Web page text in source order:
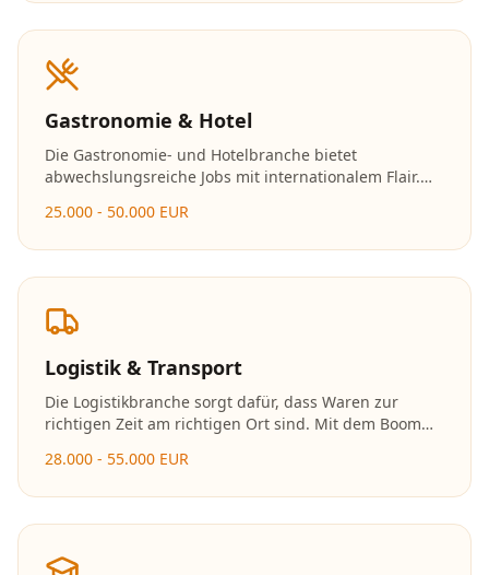
Gastronomie & Hotel
Die Gastronomie- und Hotelbranche bietet
abwechslungsreiche Jobs mit internationalem Flair.
Hotelmanagement – hier zählen Leidenschaft und
25.000 - 50.000 EUR
Logistik & Transport
Die Logistikbranche sorgt dafür, dass Waren zur
richtigen Zeit am richtigen Ort sind. Mit dem Boom
Logistikfachkräften stetig. Die Branche bietet
28.000 - 55.000 EUR